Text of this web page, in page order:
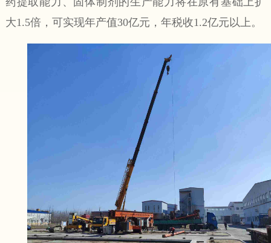
大1.5倍，可实现年产值30亿元，年税收1.2亿元以上。